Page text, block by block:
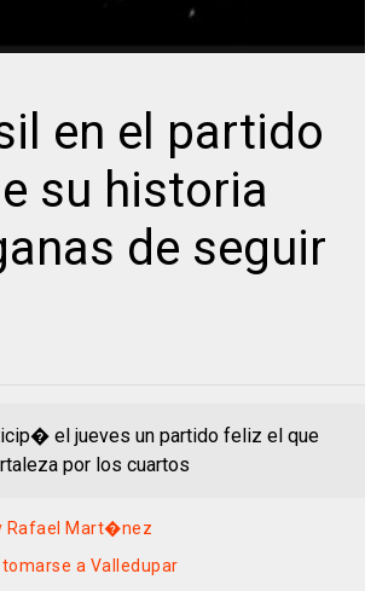
en el partido
su historia
de seguir
el jueves un partido feliz el que
por los cuartos
Rafael Mart�nez
a Valledupar